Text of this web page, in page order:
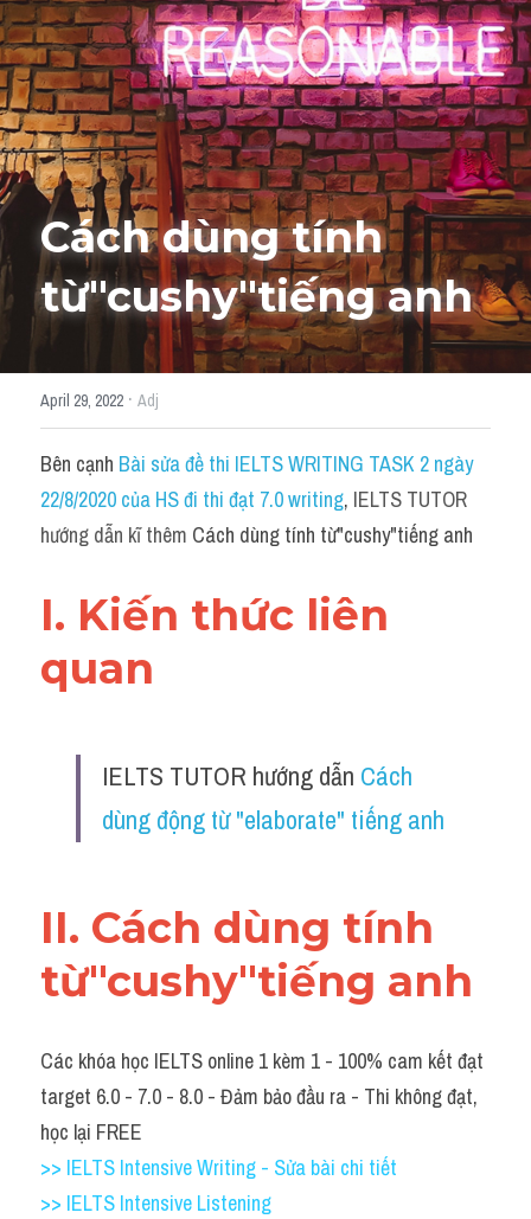
Cách diễn đạt
IELTS Videos - Ebook
Điểm báo
Adj
Idiom
Khác
Từ vựng theo topic
Từ vựng theo Topic
Vocabulary - Grammar
Grammar
Collocation
Verb
Giải đề THPT
Report đề thi thật IELTS GENERAL
Adv
Cách dùng từ
Từ vựng theo tiền tố
HỌC THỬ →
Cách dùng tính
từ"cushy"tiếng anh
April 29, 2022 · Adj
Bên cạnh Bài sửa đề thi IELTS WRITING TASK 2 ngày
22/8/2020 của HS đi thi đạt 7.0 writing, IELTS TUTOR
hướng dẫn kĩ thêm Cách dùng tính từ"cushy"tiếng anh
I. Kiến thức liên
quan
IELTS TUTOR hướng dẫn Cách
dùng động từ "elaborate" tiếng anh
II. Cách dùng tính
từ"cushy"tiếng anh
Các khóa học IELTS online 1 kèm 1 - 100% cam kết đạt
target 6.0 - 7.0 - 8.0 - Đảm bảo đầu ra - Thi không đạt,
học lại FREE
>> IELTS Intensive Writing - Sửa bài chi tiết
>> IELTS Intensive Listening